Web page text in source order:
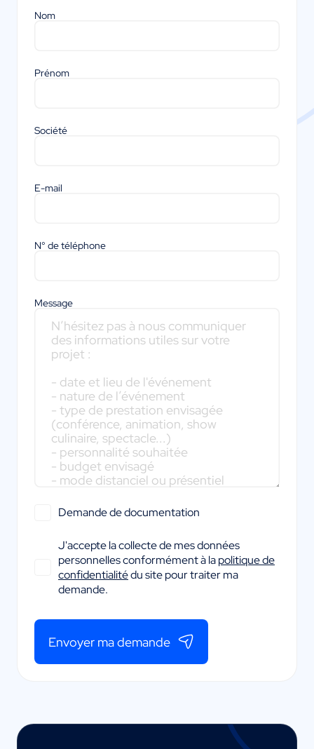
Nom
Prénom
Société
E-mail
N° de téléphone
Message
Demande de documentation
J'accepte la collecte de mes données
personnelles conformément à lapolitique de
confidentialitédu site pour traiter ma
demande.
Envoyer ma demande